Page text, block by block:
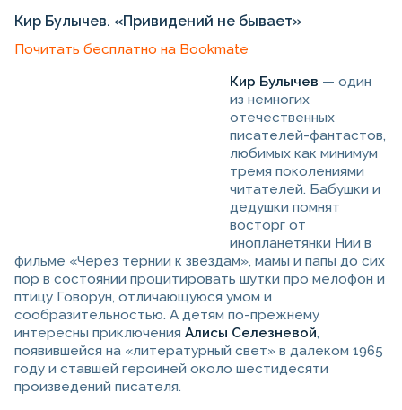
Кир Булычев. «Привидений не бывает»
Почитать бесплатно на Bookmate
Кир Булычев — один
из немногих
отечественных
писателей-фантастов,
любимых как минимум
тремя поколениями
читателей. Бабушки и
дедушки помнят
восторг от
инопланетянки Нии в
фильме «Через тернии к звездам», мамы и папы до сих
пор в состоянии процитировать шутки про мелофон и
птицу Говорун, отличающуюся умом и
сообразительностью. А детям по-прежнему
интересны приключения Алисы Селезневой,
появившейся на «литературный свет» в далеком 1965
году и ставшей героиней около шестидесяти
произведений писателя.